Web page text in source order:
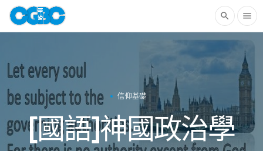
search menu
信仰基礎
[國語]神國政治學